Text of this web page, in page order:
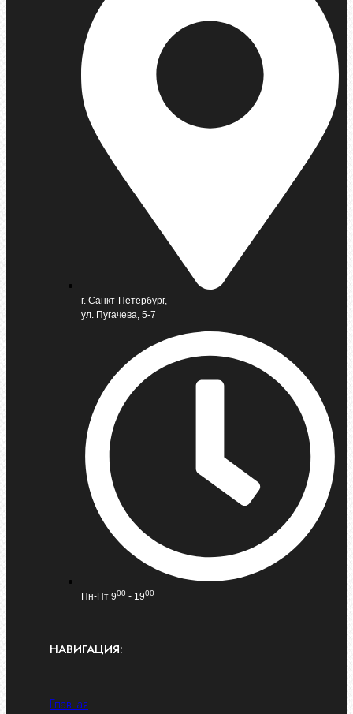
г. Санкт-Петербург,
ул. Пугачева, 5-7
Пн-Пт 900 - 1900
НАВИГАЦИЯ:
Главная